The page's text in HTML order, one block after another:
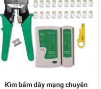
Kìm bấm dây mạng chuyên